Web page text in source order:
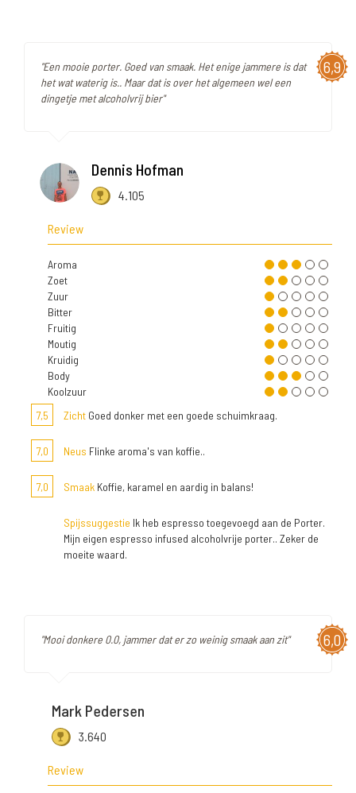
6,9
"Een mooie porter. Goed van smaak. Het enige jammere is dat
het wat waterig is.. Maar dat is over het algemeen wel een
dingetje met alcoholvrij bier"
Dennis Hofman
4.105
Review
Aroma
Zoet
Zuur
Bitter
Fruitig
Moutig
Kruidig
Body
Koolzuur
7,5
Zicht Goed donker met een goede schuimkraag.
7,0 Neus Flinke aroma's van koffie..
7,0 Smaak Koffie, karamel en aardig in balans!
Spijssuggestie Ik heb espresso toegevoegd aan de Porter.
Mijn eigen espresso infused alcoholvrije porter.. Zeker de
moeite waard.
6,0
"Mooi donkere 0.0, jammer dat er zo weinig smaak aan zit"
Mark Pedersen
3.640
Review